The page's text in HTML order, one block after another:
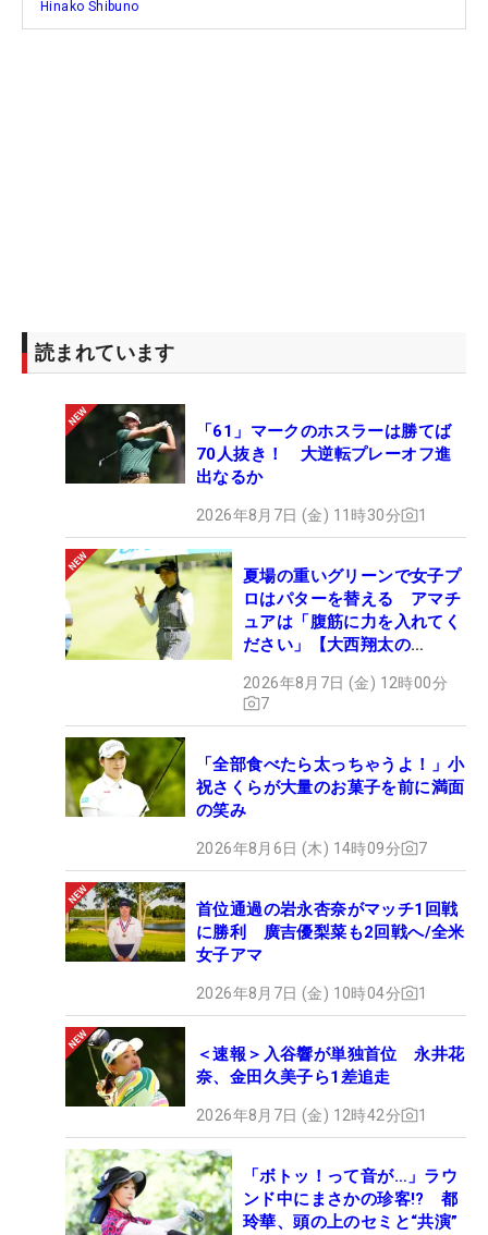
Hinako Shibuno
読まれています
「61」マークのホスラーは勝てば
70人抜き！ 大逆転プレーオフ進
出なるか
2026年8月7日 (金) 11時30分 1
夏場の重いグリーンで女子プ
ロはパターを替える アマチ
ュアは「腹筋に力を入れてく
ださい」【大西翔太の
2026年8月7日 (金) 12時00分
7
「全部食べたら太っちゃうよ！」小
祝さくらが大量のお菓子を前に満面
の笑み
2026年8月6日 (木) 14時09分 7
首位通過の岩永杏奈がマッチ1回戦
に勝利 廣吉優梨菜も2回戦へ/全米
女子アマ
2026年8月7日 (金) 10時04分 1
＜速報＞入谷響が単独首位 永井花
奈、金田久美子ら1差追走
2026年8月7日 (金) 12時42分 1
「ボトッ！って音が…」ラウ
ンド中にまさかの珍客!? 都
玲華、頭の上のセミと“共演”